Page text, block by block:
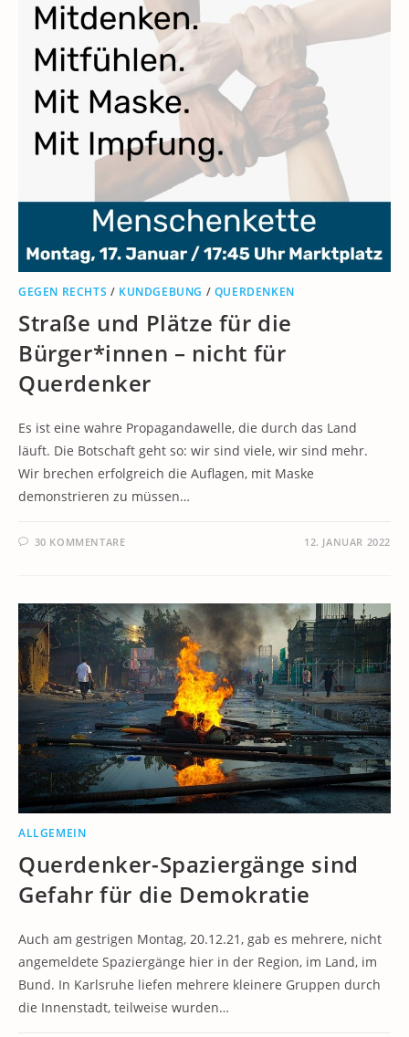
GEGEN RECHTS / KUNDGEBUNG / QUERDENKEN
Straße und Plätze für die
Bürger*innen – nicht für
Querdenker
Es ist eine wahre Propagandawelle, die durch das Land
läuft. Die Botschaft geht so: wir sind viele, wir sind mehr.
Wir brechen erfolgreich die Auflagen, mit Maske
demonstrieren zu müssen…
30 KOMMENTARE 12. JANUAR 2022
ALLGEMEIN
Querdenker-Spaziergänge sind
Gefahr für die Demokratie
Auch am gestrigen Montag, 20.12.21, gab es mehrere, nicht
angemeldete Spaziergänge hier in der Region, im Land, im
Bund. In Karlsruhe liefen mehrere kleinere Gruppen durch
die Innenstadt, teilweise wurden…